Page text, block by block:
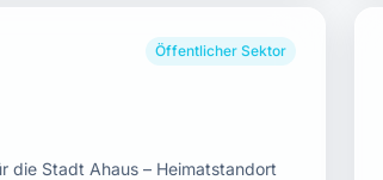
Öffentlicher Sektor
die Stadt Ahaus – Heimatstandort